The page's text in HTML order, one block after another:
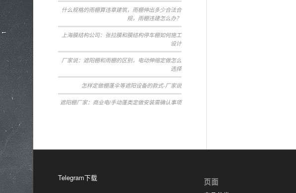
什么规格的雨棚算违章建筑，雨棚伸出多少合法合
规，雨棚违建怎么办？
上海膜结构公司：张拉膜和膜结构停车棚如何施工
设计
厂家说：遮阳棚和雨棚的区别，电动伸缩定做怎么
选择
怎样定做棚蓬伞等遮阳设备的款式-厂家说
遮阳棚厂家：商业电/手动蓬类定做安装需确认事项
Telegram下载 页面